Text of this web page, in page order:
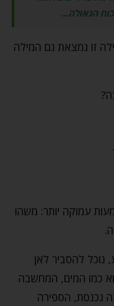
הגאולה…
זו נמצאת גם המילה
עמוקה יותר: משהו
נוכל להסביר לאן
כמו המים, המחשבה
נכנסת, הספירה